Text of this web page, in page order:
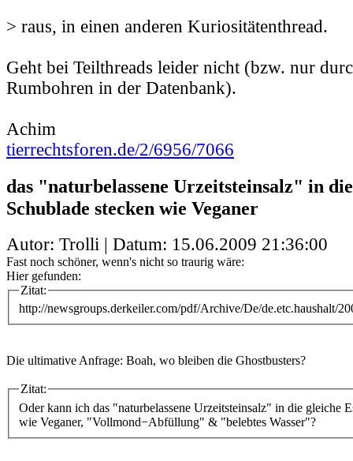
> raus, in einen anderen Kuriositätenthread.
Geht bei Teilthreads leider nicht (bzw. nur
Rumbohren in der Datenbank).
Achim
tierrechtsforen.de/2/6956/7066
das "naturbelassene Urzeitsteinsalz" in
Schublade stecken wie Veganer
Autor: Trolli | Datum: 15.06.2009 21:36:00
Fast noch schöner, wenn's nicht so traurig wäre:
Hier gefunden:
Zitat:
http://newsgroups.derkeiler.com/pdf/Archive/De/de.etc.haushalt/
Die ultimative Anfrage: Boah, wo bleiben die Ghostbusters?
Zitat:
Oder kann ich das "naturbelassene Urzeitsteinsalz" in die gleiche
wie Veganer, "Vollmond−Abfüllung" & "belebtes Wasser"?